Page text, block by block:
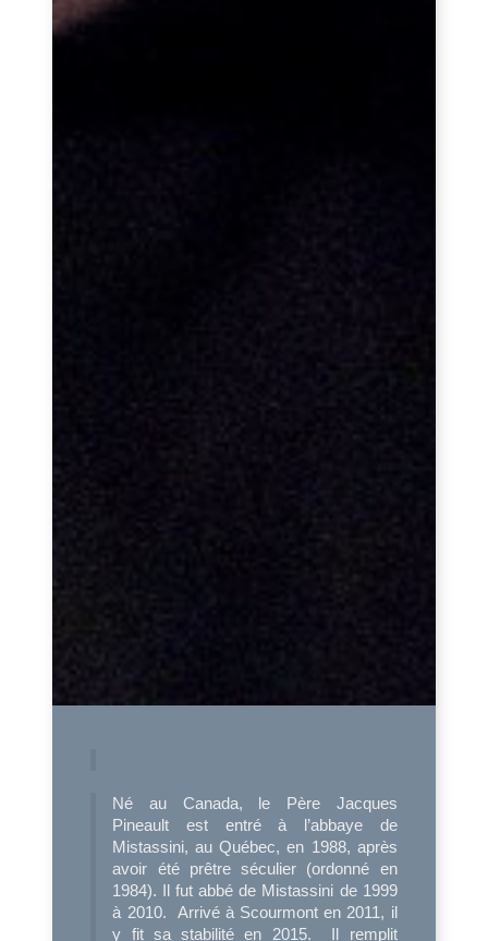
Né au Canada, le Père Jacques
Pineault est entré à l’abbaye de
Mistassini, au Québec, en 1988, après
avoir été prêtre séculier (ordonné en
1984). Il fut abbé de Mistassini de 1999
à 2010. Arrivé à Scourmont en 2011, il
y fit sa stabilité en 2015. Il remplit